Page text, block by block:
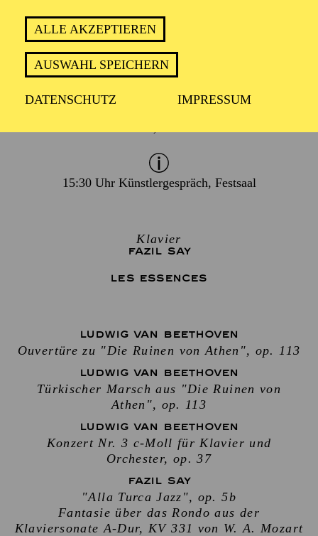
ALLE AKZEPTIEREN
AUSWAHL SPEICHERN
DATENSCHUTZ IMPRESSUM
TERMIN
Sonntag 14. März 2027
15:30 Uhr Künstlergespräch, Festsaal
Klavier
FAZIL SAY
LES ESSENCES
LUDWIG VAN BEETHOVEN
Ouvertüre zu "Die Ruinen von Athen", op. 113
LUDWIG VAN BEETHOVEN
Türkischer Marsch aus "Die Ruinen von
Athen", op. 113
LUDWIG VAN BEETHOVEN
Konzert Nr. 3 c-Moll für Klavier und
Orchester, op. 37
FAZIL SAY
"Alla Turca Jazz", op. 5b
Fantasie über das Rondo aus der
Klaviersonate A-Dur, KV 331 von W. A. Mozart